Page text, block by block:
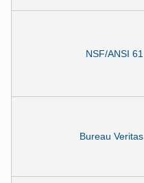
NSF/ANSI 61
Bureau Veritas